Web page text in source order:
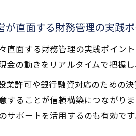
が直面する財務管理の実践
直面する財務管理の実践ポイン
金の動きをリアルタイムで把握
業許可や銀行融資対応のための
することが信頼構築につながり
サポートを活用するのも有効で